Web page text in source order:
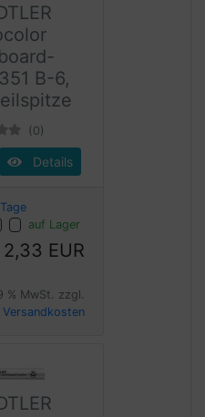
B-6,
(0)
Details
auf Lager
2,33 EUR
% MwSt. zzgl.
Versandkosten